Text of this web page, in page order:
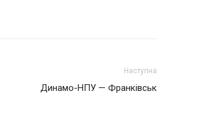
Наступна
Динамо-НПУ — Франківськ